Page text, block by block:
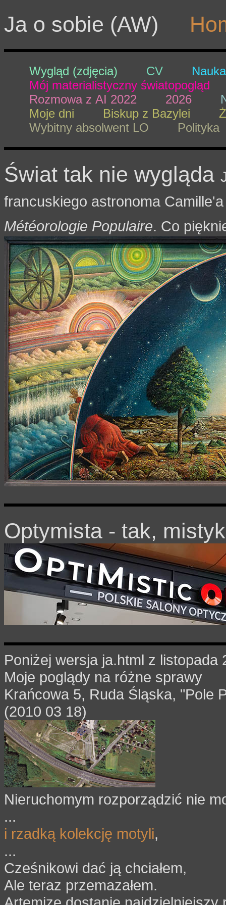
Ja o sobie (AW)
Wygląd (zdjęcia) CV
Nauka
Mój materialistyczny światopogląd
Rozmowa z AI 2022
2026
Moje dni
Biskup z Bazylei
Wybitny absolwent LO
Polityka
Świat tak nie wygląda
francuskiego astronoma
Météorologie Populaire. Co
Optymista - tak,
Poniżej wersja ja.html z listopada
Moje poglądy na różne sprawy
Krańcowa 5, Ruda Śląska, "Pole
(2010 03 18)
Nieruchomym rozporządzić nie
...
i rzadką kolekcję motyli,
...
Cześnikowi dać ją chciałem,
Ale teraz przemazałem.